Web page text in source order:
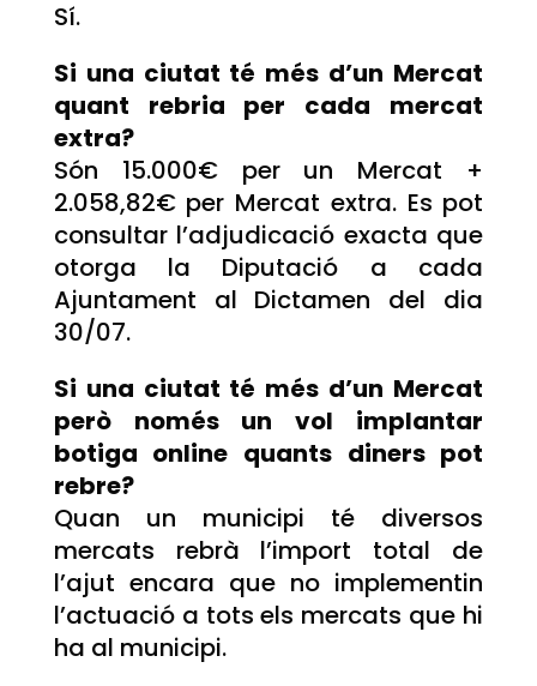
Sí.
Si una ciutat té més d’un Mercat
quant rebria per cada mercat
extra?
Són 15.000€ per un Mercat +
2.058,82€ per Mercat extra. Es pot
consultar l’adjudicació exacta que
otorga la Diputació a cada
Ajuntament al Dictamen del dia
30/07.
Si una ciutat té més d’un Mercat
però només un vol implantar
botiga online quants diners pot
rebre?
Quan un municipi té diversos
mercats rebrà l’import total de
l’ajut encara que no implementin
l’actuació a tots els mercats que hi
ha al municipi.